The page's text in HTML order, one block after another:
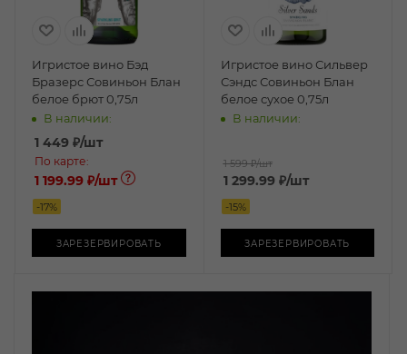
Игристое вино Бэд
Бразерс Совиньон Блан
белое брют 0,75л
В наличии:
1 449 ₽/шт
По карте:
1 199.99 ₽/шт
-17%
ЗАРЕЗЕРВИРОВАТЬ
Игристое вино Сильвер
Сэндс Совиньон Блан
белое сухое 0,75л
В наличии:
1 599 ₽/шт
1 299.99₽/шт
-15%
ЗАРЕЗЕРВИРОВАТЬ